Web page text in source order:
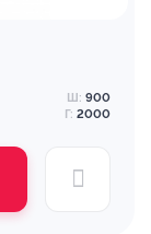
Ш: 900
Г: 2000